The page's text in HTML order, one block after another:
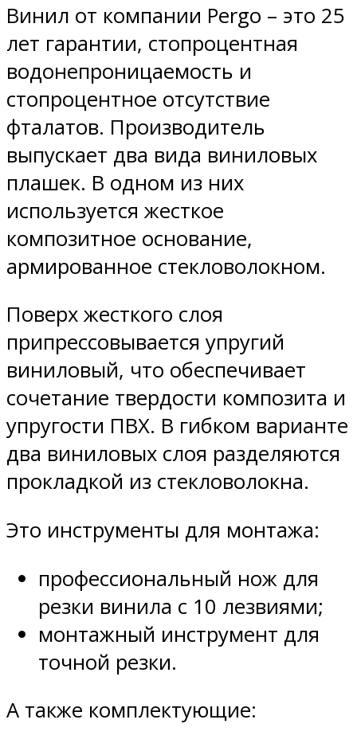
Винил от компании Pergo – это 25
лет гарантии, стопроцентная
водонепроницаемость и
стопроцентное отсутствие
фталатов. Производитель
выпускает два вида виниловых
плашек. В одном из них
используется жесткое
композитное основание,
армированное стекловолокном.
Поверх жесткого слоя
припрессовывается упругий
виниловый, что обеспечивает
сочетание твердости композита и
упругости ПВХ. В гибком варианте
два виниловых слоя разделяются
прокладкой из стекловолокна.
Это инструменты для монтажа:
профессиональный нож для
резки винила с 10 лезвиями;
монтажный инструмент для
точной резки.
А также комплектующие: